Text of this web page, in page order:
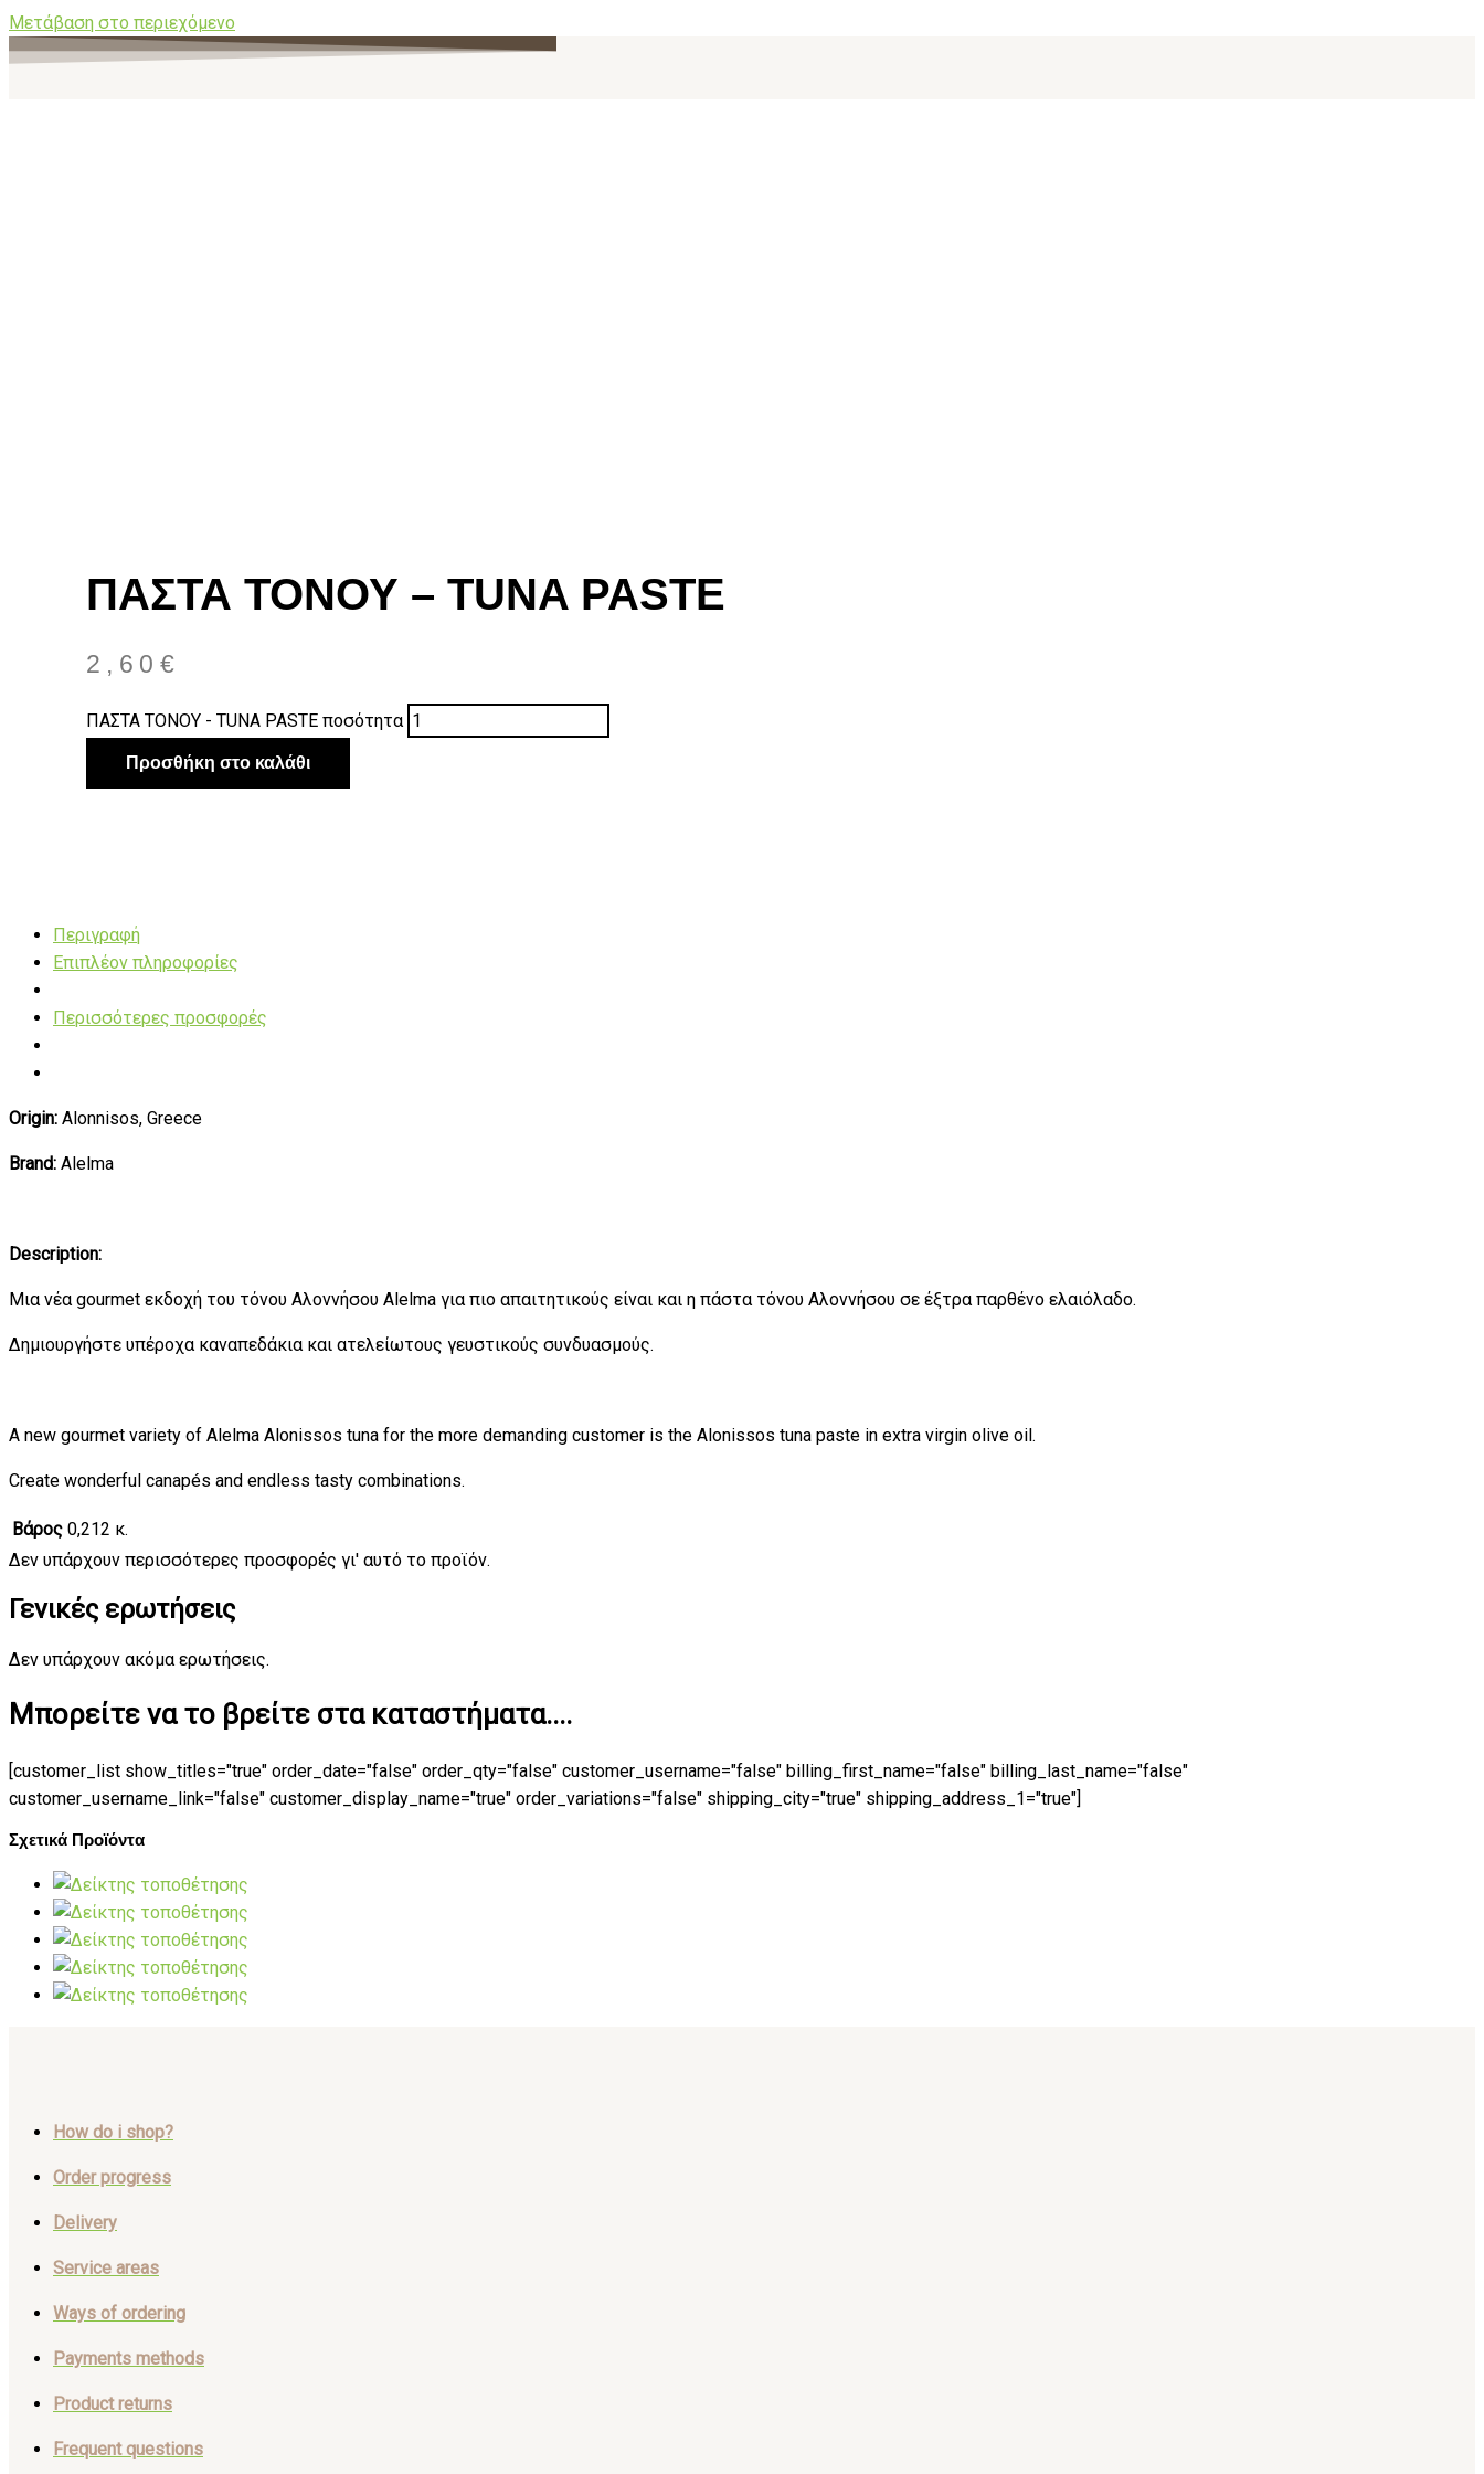
Μετάβαση στο περιεχόμενο
ΠΑΣΤΑ ΤΟΝΟΥ – TUNA PASTE
2,60 €
ΠΑΣΤΑ ΤΟΝΟΥ - TUNA PASTE ποσότητα
Προσθήκη στο καλάθι
Περιγραφή
Επιπλέον πληροφορίες
Περισσότερες προσφορές
Origin: Alonnisos, Greece
Brand: Alelma
Description:
Mια νέα gourmet εκδοχή του τόνου Αλοννήσου Alelma για πιο απαιτητικούς είναι και η πάστα τόνου Αλοννήσου σε έξτρα παρθένο ελαιόλαδο.
Δημιουργήστε υπέροχα καναπεδάκια και ατελείωτους γευστικούς συνδυασμούς.
A new gourmet variety of Alelma Alonissos tuna for the more demanding customer is the Alonissos tuna paste in extra virgin olive oil.
Create wonderful canapés and endless tasty combinations.
Βάρος 0,212 κ.
Δεν υπάρχουν περισσότερες προσφορές γι' αυτό το προϊόν.
Γενικές ερωτήσεις
Δεν υπάρχουν ακόμα ερωτήσεις.
Μπορείτε να το βρείτε στα καταστήματα....
[customer_list show_titles="true" order_date="false" order_qty="false" customer_username="false" billing_first_name="false" billing_last_name="false"
customer_username_link="false" customer_display_name="true" order_variations="false" shipping_city="true" shipping_address_1="true"]
Σχετικά Προϊόντα
How do i shop?
Order progress
Delivery
Service areas
Ways of ordering
Payments methods
Product returns
Frequent questions